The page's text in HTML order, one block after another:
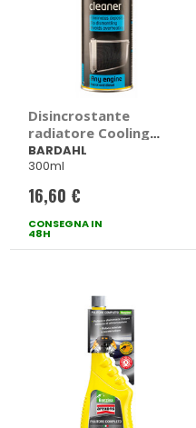
Disincrostante
radiatore Cooling
System Fast Flush -
BARDAHL
BARDAHL
300ml
16,60 €
CONSEGNA IN
48H